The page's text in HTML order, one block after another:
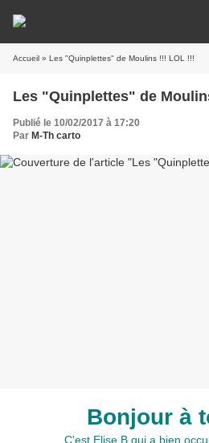
Accueil » Les "Quinplettes" de Moulins !!! LOL !!!
Les "Quinplettes" de
Publié le 10/02/2017 à 17:20
Par M-Th carto
Bonjour à
C'est Elise B qui a bien